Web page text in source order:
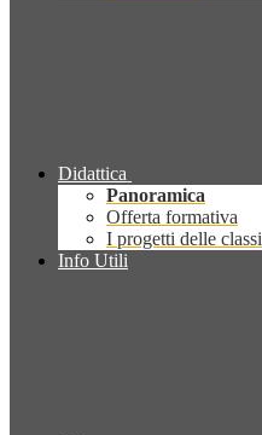
Didattica
Panoramica
Offerta formativa
I progetti delle classi
Info Utili